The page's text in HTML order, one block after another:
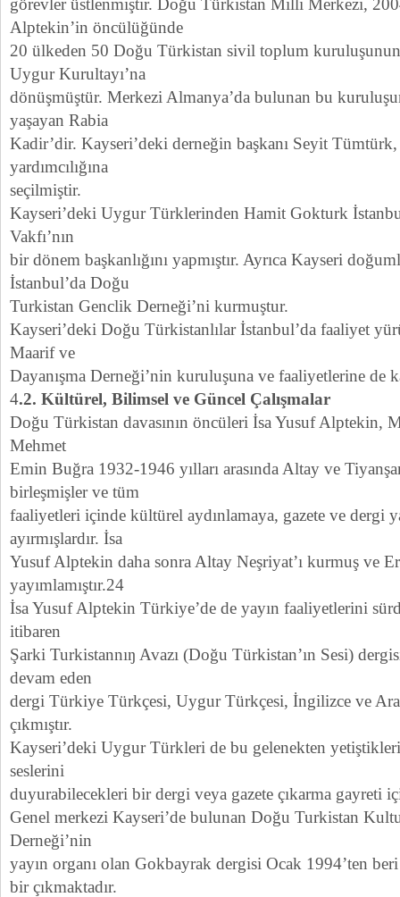
görevler üstlenmiştir. Doğu Türkistan Milli Merkezi,
Alptekin’in öncülüğünde
20 ülkeden 50 Doğu Türkistan sivil toplum kuruluşunun
Uygur Kurultayı’na
dönüşmüştür. Merkezi Almanya’da bulunan bu
yaşayan Rabia
Kadir’dir. Kayseri’deki derneğin başkanı Seyit
yardımcılığına
seçilmiştir.
Kayseri’deki Uygur Türklerinden Hamit Gokturk
Vakfı’nın
bir dönem başkanlığını yapmıştır. Ayrıca Kayseri
İstanbul’da Doğu
Turkistan Genclik Derneği’ni kurmuştur.
Kayseri’deki Doğu Türkistanlılar İstanbul’da faaliyet
Maarif ve
Dayanışma Derneği’nin kuruluşuna ve faaliyetlerine de
4.2. Kültürel, Bilimsel ve Güncel Çalışmalar
Doğu Türkistan davasının öncüleri İsa Yusuf Alptekin,
Mehmet
Emin Buğra 1932-1946 yılları arasında Altay ve
birleşmişler ve tüm
faaliyetleri içinde kültürel aydınlamaya, gazete ve dergi
ayırmışlardır. İsa
Yusuf Alptekin daha sonra Altay Neşriyat’ı kurmuş ve
yayımlamıştır.24
İsa Yusuf Alptekin Türkiye’de de yayın faaliyetlerini
itibaren
Şarki Turkistannıŋ Avazı (Doğu Türkistan’ın Sesi)
devam eden
dergi Türkiye Türkçesi, Uygur Türkçesi, İngilizce ve
çıkmıştır.
Kayseri’deki Uygur Türkleri de bu gelenekten
seslerini
duyurabilecekleri bir dergi veya gazete çıkarma gayreti
Genel merkezi Kayseri’de bulunan Doğu Turkistan
Derneği’nin
yayın organı olan Gokbayrak dergisi Ocak 1994’ten
bir çıkmaktadır.